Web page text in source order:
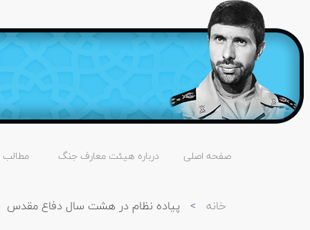
صفحه اصلی درباره هیئت معارف جنگ مطالب
خانه > پیاده نظام در هشت سال دفاع مقدس